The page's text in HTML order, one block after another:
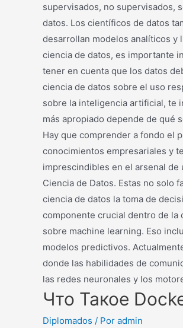
supervisados, no supervisados,
datos. Los científicos de datos
desarrollan modelos analíticos y
ciencia de datos, es importante
tener en cuenta que los datos
ciencia de datos sobre el uso
sobre la inteligencia artificial, te
más apropiado depende de qué
Hay que comprender a fondo el
conocimientos empresariales y
imprescindibles en el arsenal de
Ciencia de Datos. Estas no solo
ciencia de datos la toma de
componente crucial dentro de la
sobre machine learning. Eso
modelos predictivos.
donde las habilidades de
las redes neuronales y los
Что Такое
Diplomados / Por admin